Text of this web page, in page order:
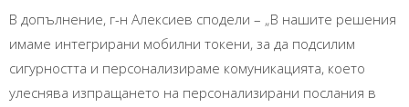
В допълнение, г-н Алексиев сподели – „В нашите решения
имаме интегрирани мобилни токени, за да подсилим
сигурността и персонализираме комуникацията, което
улеснява изпращането на персонализирани послания в